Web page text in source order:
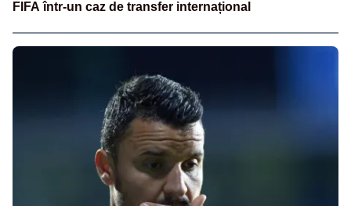
FIFA într-un caz de transfer internațional